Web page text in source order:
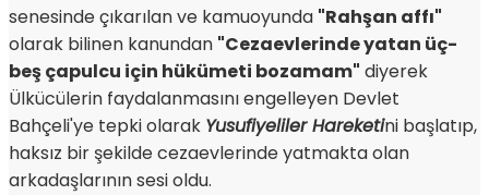
senesinde çıkarılan ve kamuoyunda "Rahşan affı"
olarak bilinen kanundan "Cezaevlerinde yatan üç-
beş çapulcu için hükümeti bozamam" diyerek
Ülkücülerin faydalanmasını engelleyen Devlet
Bahçeli'ye tepki olarak Yusufiyeliler Hareketini başlatıp,
haksız bir şekilde cezaevlerinde yatmakta olan
arkadaşlarının sesi oldu.